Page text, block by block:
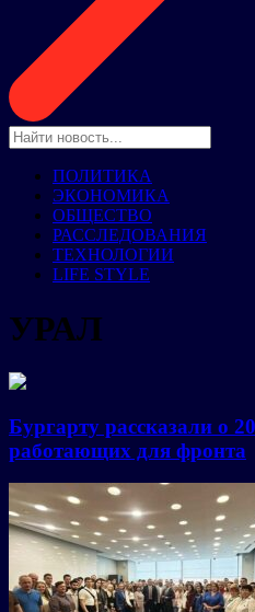
ПОЛИТИКА
ЭКОНОМИКА
ОБЩЕСТВО
РАССЛЕДОВАНИЯ
ТЕХНОЛОГИИ
LIFE STYLE
УРАЛ
Бургарту рассказали о
работающих для фронта